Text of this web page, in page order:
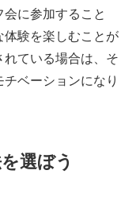
に参加すること
体験を楽しむことが
ている場合は、そ
ベーションになり
選ぼう